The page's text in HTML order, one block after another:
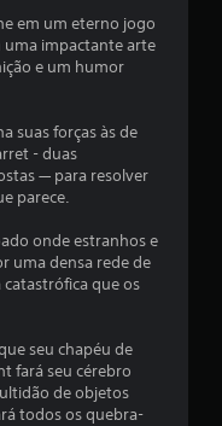
em um eterno jogo
uma impactante arte
e um humor
suas forças às de
- duas
— para resolver
parece.
onde estranhos e
uma densa rede de
que os
seu chapéu de
fará seu cérebro
de objetos
todos os quebra-